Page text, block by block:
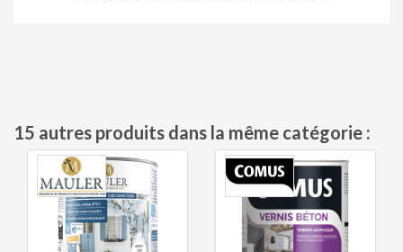
15 autres produits dans la même catégorie :